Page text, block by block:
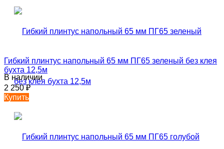
Гибкий плинтус напольный 65 мм ПГ65 зеленый без клея
бухта 12,5м
В наличии
2 250₽
Купить